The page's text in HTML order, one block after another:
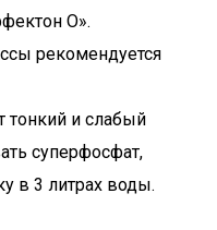
О».
рекомендуется
тонкий и слабый
суперфосфат,
в 3 литрах воды.